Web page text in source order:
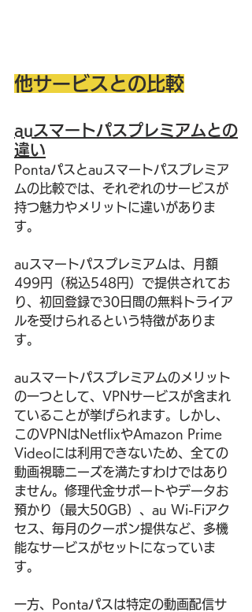
他サービスとの比較
auスマートパスプレミアムとの
違い
Pontaパスとauスマートパスプレミア
ムの比較では、それぞれのサービスが
持つ魅力やメリットに違いがありま
す。
auスマートパスプレミアムは、月額
499円（税込548円）で提供されてお
り、初回登録で30日間の無料トライア
ルを受けられるという特徴がありま
す。
auスマートパスプレミアムのメリット
の一つとして、VPNサービスが含まれ
ていることが挙げられます。しかし、
このVPNはNetflixやAmazon Prime
Videoには利用できないため、全ての
動画視聴ニーズを満たすわけではあり
ません。修理代金サポートやデータお
預かり（最大50GB）、au Wi-Fiアク
セス、毎月のクーポン提供など、多機
能なサービスがセットになっていま
す。
一方、Pontaパスは特定の動画配信サ